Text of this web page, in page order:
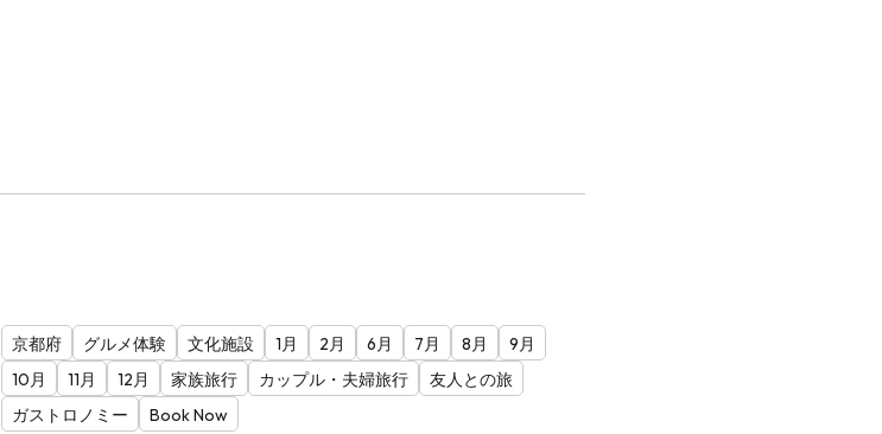
京都府 グルメ体験 文化施設 1月 2月 6月 7月 8月
9月
10月
11月 12月 家族旅行 カップル・夫婦旅行
友人との旅
ガストロノミー
Book Now